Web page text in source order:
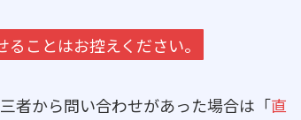
ことはお控えください。
者から問い合わせがあった場合は「直